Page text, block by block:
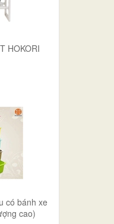
HOKORI
có bánh xe
cao)